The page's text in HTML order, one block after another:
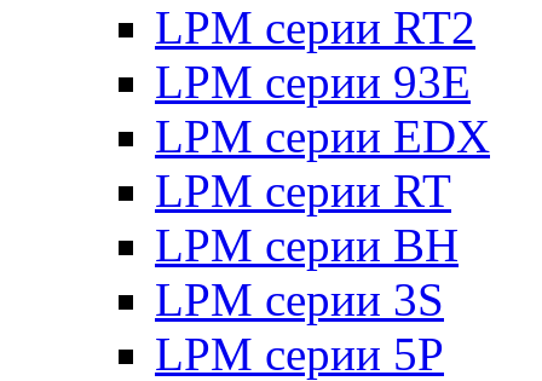
LPM серии RT2
LPM серии 93E
LPM серии EDX
LPM серии RT
LPM серии BH
LPM серии 3S
LPM серии 5P